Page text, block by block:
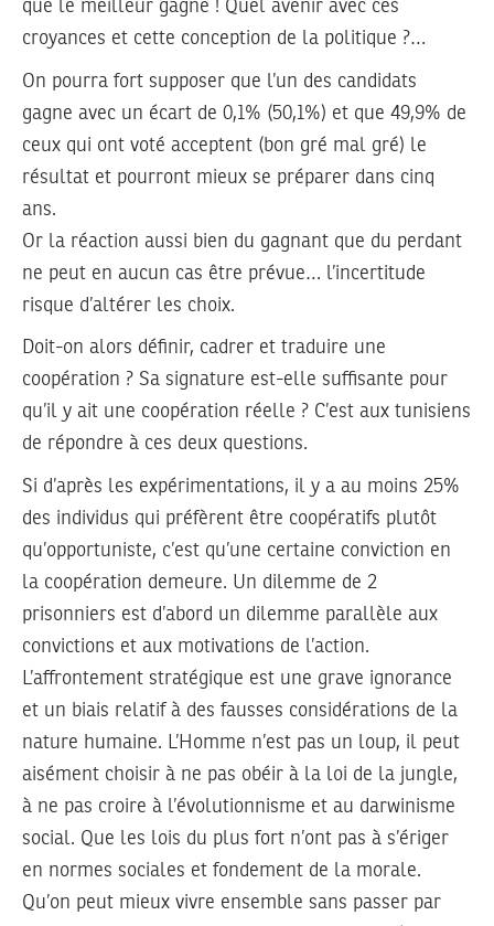
que le meilleur gagne ! Quel avenir avec ces
croyances et cette conception de la politique ?…
On pourra fort supposer que l’un des candidats
gagne avec un écart de 0,1% (50,1%) et que 49,9% de
ceux qui ont voté acceptent (bon gré mal gré) le
résultat et pourront mieux se préparer dans cinq
ans.
Or la réaction aussi bien du gagnant que du perdant
ne peut en aucun cas être prévue… l’incertitude
risque d’altérer les choix.
Doit-on alors définir, cadrer et traduire une
coopération ? Sa signature est-elle suffisante pour
qu’il y ait une coopération réelle ? C’est aux tunisiens
de répondre à ces deux questions.
Si d’après les expérimentations, il y a au moins 25%
des individus qui préfèrent être coopératifs plutôt
qu’opportuniste, c’est qu’une certaine conviction en
la coopération demeure. Un dilemme de 2
prisonniers est d’abord un dilemme parallèle aux
convictions et aux motivations de l’action.
L’affrontement stratégique est une grave ignorance
et un biais relatif à des fausses considérations de la
nature humaine. L’Homme n’est pas un loup, il peut
aisément choisir à ne pas obéir à la loi de la jungle,
à ne pas croire à l’évolutionnisme et au darwinisme
social. Que les lois du plus fort n’ont pas à s’ériger
en normes sociales et fondement de la morale.
Qu’on peut mieux vivre ensemble sans passer par